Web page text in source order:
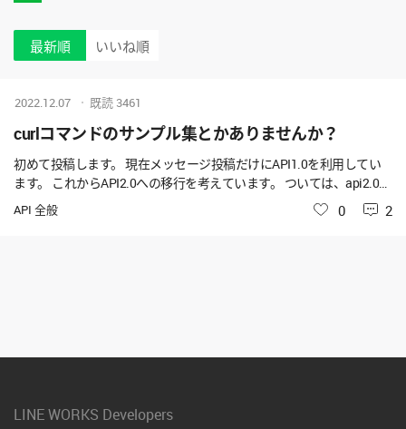
最新順 いいね順
curlコマンドのサンプル集とかありませんか？
初めて投稿します。 現在メッセージ投稿だけにAPI1.0を利用してい
ます。 これからAPI2.0への移行を考えています。 ついては、api2.0を
curlコマンドで実行しているサンプル集などどこかにないでしょう
か。 どたなかご教示いただけると幸甚です。 ※公式から以下を見つ
Type: multip
API 全般
2022.12.07 既読 3461
いいね
0 2
LINE WORKS Developers